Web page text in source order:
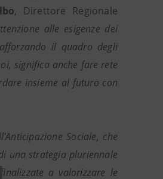
, Direttore Regionale
alle esigenze dei
il quadro degli
significa anche fare rete
insieme al futuro con
Sociale, che
una strategia pluriennale
a valorizzare le